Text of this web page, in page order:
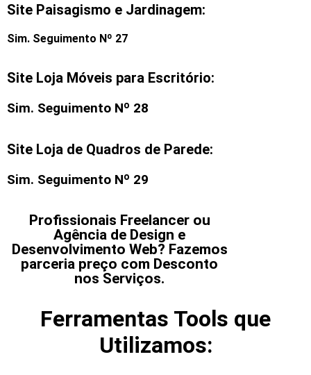
Site Paisagismo e Jardinagem:
Sim. Seguimento Nº 27
Site Loja Móveis para Escritório:
Sim. Seguimento Nº 28
Site Loja de Quadros de Parede:
Sim. Seguimento Nº 29
Profissionais Freelancer ou
Agência de Design e
Desenvolvimento Web? Fazemos
parceria preço com Desconto
nos Serviços.
Ferramentas Tools que
Utilizamos: